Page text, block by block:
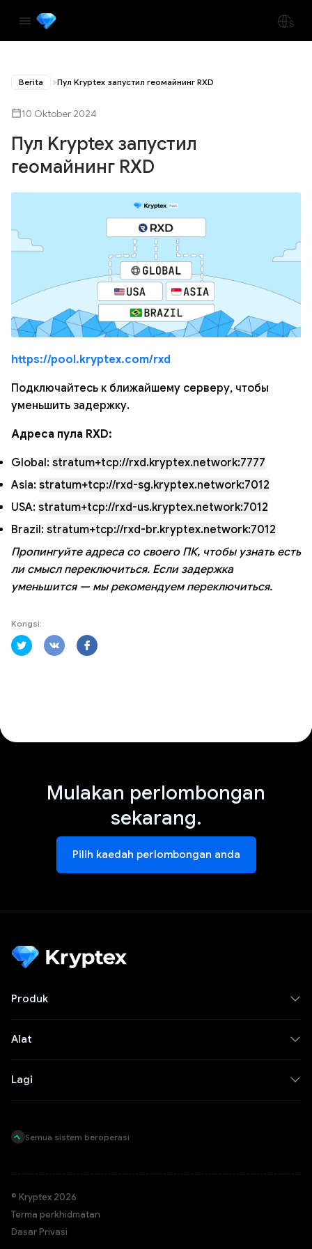
Berita Пул Kryptex запустил геомайнинг RXD
10 Oktober 2024
Пул Kryptex запустил
геомайнинг RXD
https://pool.kryptex.com/rxd
Подключайтесь к ближайшему серверу, чтобы
уменьшить задержку.
Адреса пула RXD:
Global: stratum+tcp://rxd.kryptex.network:7777
Asia: stratum+tcp://rxd-sg.kryptex.network:7012
USA: stratum+tcp://rxd-us.kryptex.network:7012
Brazil: stratum+tcp://rxd-br.kryptex.network:7012
Пропингуйте адреса со своего ПК, чтобы узнать есть
ли смысл переключиться. Если задержка
уменьшится — мы рекомендуем переключиться.
Kongsi:
Mulakan perlombongan
sekarang.
Pilih kaedah perlombongan anda
Produk
Alat
Lagi
Semua sistem beroperasi
© Kryptex 2026
Terma perkhidmatan
Dasar Privasi